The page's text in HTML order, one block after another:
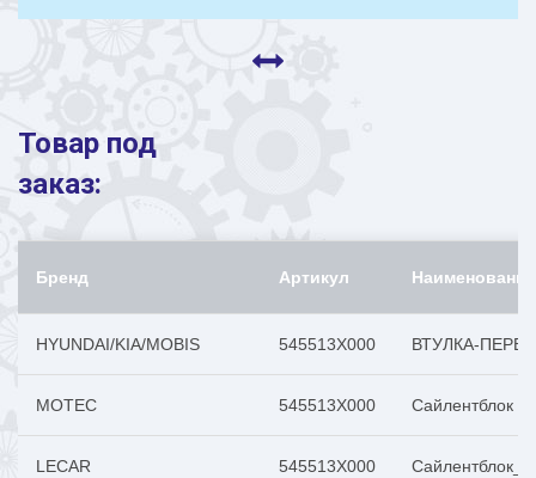
Товар под
заказ:
Бренд Артикул Наименование
HYUNDAI/KIA/MOBIS 545513X000 ВТУЛКА-
MOTEC 545513X000 Сайлентблок
LECAR 545513X000